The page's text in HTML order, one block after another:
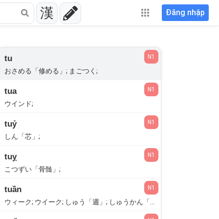
漢 Đăng nhập
tu
おさめる「修める」; まごつく;
N1
tua
ウインド;
N1
tuỷ
しん「芯」;
N1
tuỵ
こつずい「骨髄」;
N1
tuần N1